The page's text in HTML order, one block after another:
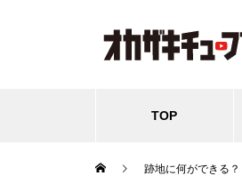
TOP
跡地に何ができる？